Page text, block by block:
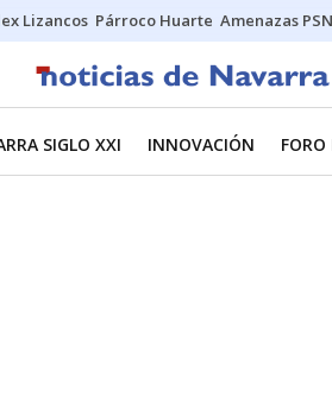
Lizancos Párroco Huarte Amenazas PSN
SIGLO XXI INNOVACIÓN FORO